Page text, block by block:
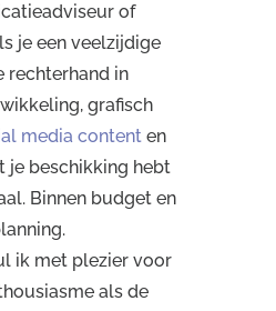
of
je een veelzijdige
rechterhand in
grafisch
media content en
je beschikking hebt
Binnen budget en
ik met plezier voor
als de